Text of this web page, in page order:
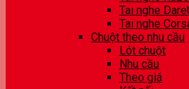
Tai nghe
Tai nghe
Chuột theo nhu cầu
Lót chuột
Nhu cầu
Theo giá